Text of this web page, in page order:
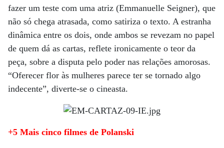
fazer um teste com uma atriz (Emmanuelle Seigner), que
não só chega atrasada, como satiriza o texto. A estranha
dinâmica entre os dois, onde ambos se revezam no papel
de quem dá as cartas, reflete ironicamente o teor da
peça, sobre a disputa pelo poder nas relações amorosas.
“Oferecer flor às mulheres parece ter se tornado algo
indecente”, diverte-se o cineasta.
+5 Mais cinco filmes de Polanski